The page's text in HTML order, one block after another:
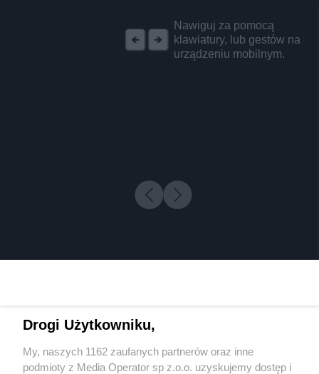
Nawiguj za pomocą
klawiatury, lub gestów na
urządzeniu mobilnym.
Wydawca mediów lokalnych
Drogi Użytkowniku,
My, naszych 1162 zaufanych partnerów oraz inne
podmioty z Media Operator sp z.o.o. uzyskujemy dostęp i